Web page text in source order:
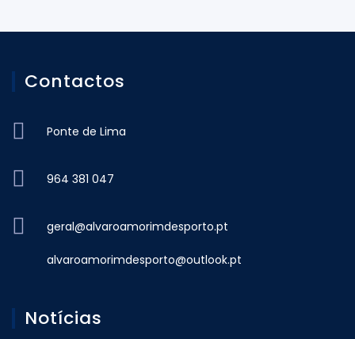
Contactos
Ponte de Lima
964 381 047
geral@alvaroamorimdesporto.pt
alvaroamorimdesporto@outlook.pt
Notícias